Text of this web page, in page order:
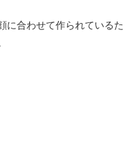
に合わせて作られているた